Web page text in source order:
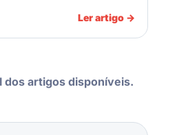
Ler artigo →
dos artigos disponíveis.